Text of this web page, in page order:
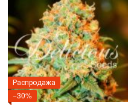
Распродажа
−30%